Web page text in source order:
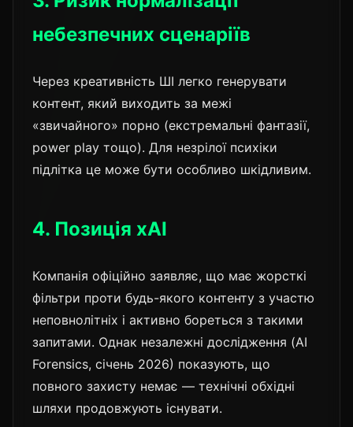
небезпечних сценаріїв
Через креативність ШІ легко генерувати
контент, який виходить за межі
«звичайного» порно (екстремальні фантазії,
power play тощо). Для незрілої психіки
підлітка це може бути особливо шкідливим.
4. Позиція xAI
Компанія офіційно заявляє, що має жорсткі
фільтри проти будь-якого контенту з участю
неповнолітніх і активно бореться з такими
запитами. Однак незалежні дослідження (AI
Forensics, січень 2026) показують, що
повного захисту немає — технічні обхідні
шляхи продовжують існувати.